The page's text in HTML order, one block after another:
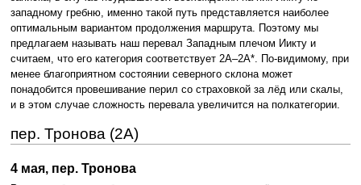
западному гребню, именно такой путь представляется наиболее
оптимальным вариантом продолжения маршрута. Поэтому мы
предлагаем называть наш перевал Западным плечом Иикту и
считаем, что его категория соответствует 2А–2А*. По-видимому, при
менее благоприятном состоянии северного склона может
понадобится провешивание перил со страховкой за лёд или скалы,
и в этом случае сложность перевала увеличится на полкатегории.
пер. Тронова (2А)
4 мая, пер. Тронова